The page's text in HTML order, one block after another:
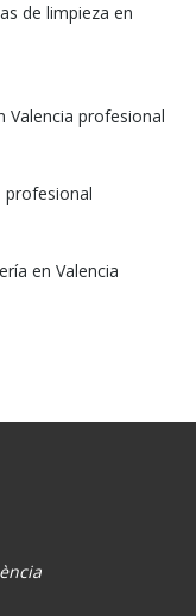
de limpieza en
Valencia profesional
profesional
en Valencia